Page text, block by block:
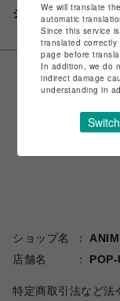
シェアする
ショップ名
店舗名
特定商取引法など法
We will translate
automatic
Since this service
translated
page before
In addition, we do
indirect damage
understanding in